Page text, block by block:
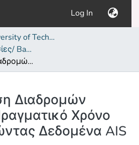
Log In (current)
Cyprus University of Technology (Research Output)
Πτυχιακές Εργασίες/ Bachelor's Degree Theses
Οπτικοποίηση Διαδρομών Πλοίων σε Πραγματικό Χρόνο Χρησιμοποιώντας Δεδομένα AIS
Διαδρομών
Χρόνο
Δεδομένα AIS